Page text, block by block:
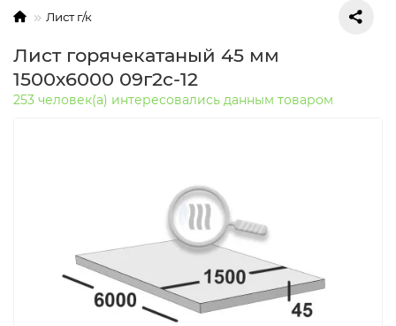
Лист г/к
Лист горячекатаный 45 мм
1500х6000 09г2с-12
253 человек(а) интересовались данным товаром